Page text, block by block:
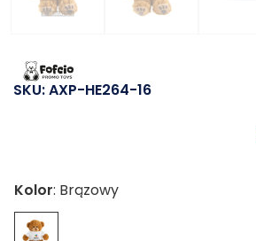
SKU:AXP-HE264-16
Kolor: Brązowy